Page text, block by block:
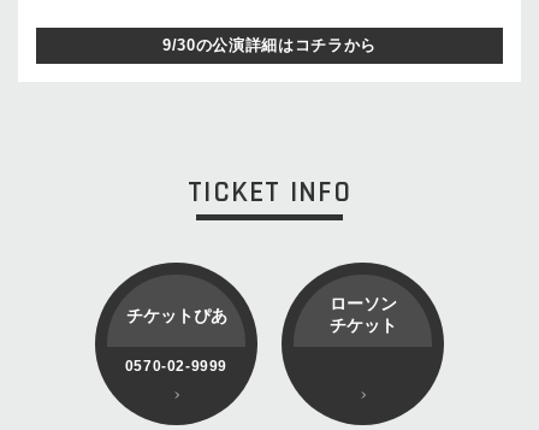
9/30の公演詳細はコチラから
TICKET INFO
チケットぴあ
0570-02-9999
ローソン
チケット